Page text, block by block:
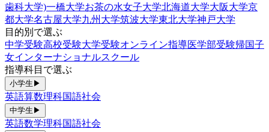
歯科大学)一橋大学お茶の水女子大学北海道大学大阪大学京
都大学名古屋大学九州大学筑波大学東北大学神戸大学
目的別で選ぶ
中学受験高校受験大学受験オンライン指導医学部受験帰国子
女インターナショナルスクール
指導科目で選ぶ
小学生 ▶
英語算数理科国語社会
中学生 ▶
英語数学理科国語社会